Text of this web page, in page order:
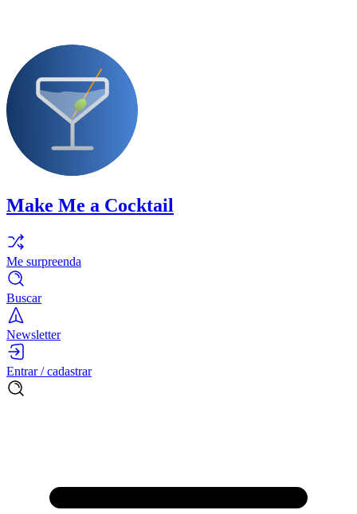
Make Me a Cocktail
Me surpreenda
Buscar
Newsletter
Entrar / cadastrar